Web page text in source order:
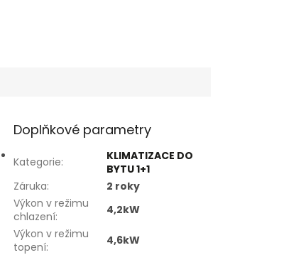
Doplňkové parametry
Kategorie:
KLIMATIZACE DO
BYTU 1+1
Záruka:
2 roky
Výkon v režimu
chlazení:
4,2kW
Výkon v režimu
topení:
4,6kW